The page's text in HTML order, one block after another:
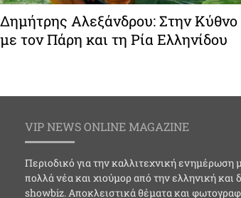
Δημήτρης Αλεξάνδρου: Στην Κύθνο
με τον Πάρη και τη Ρία Ελληνίδου
VIP NEWS ONLINE MAGAZINE
Περιοδικό για την καλλιτεχνική ενημέρωση
πολλά νέα και χιούμορ από την ελληνική και
showbiz. Αποκλειστικά θέματα και